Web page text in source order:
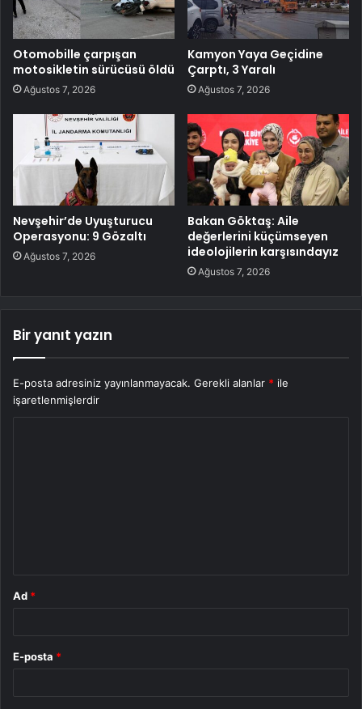
Otomobille çarpışan
motosikletin sürücüsü öldü
Ağustos 7, 2026
Kamyon Yaya Geçidine
Çarptı, 3 Yaralı
Ağustos 7, 2026
Nevşehir’de Uyuşturucu
Operasyonu: 9 Gözaltı
Ağustos 7, 2026
Bakan Göktaş: Aile
değerlerini küçümseyen
ideolojilerin karşısındayız
Ağustos 7, 2026
Bir yanıt yazın
E-posta adresiniz yayınlanmayacak. Gerekli alanlar * ile
işaretlenmişlerdir
Ad *
E-posta *